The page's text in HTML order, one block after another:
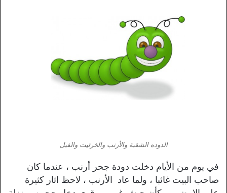
الدوده الشقية والأرنب والخرتيت والفيل
في يوم من الأيام دخلت دودة جحر أرنب ، عندما كان
صاحب البيت غائبا ، ولما عاد الأرنب ، لاحظ اثار كثيرة